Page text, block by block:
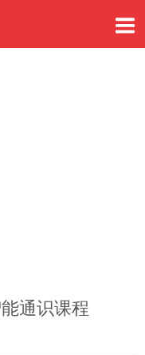
通识课程